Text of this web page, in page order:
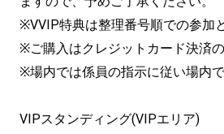
※VVIP特典は整理番号順での参加
※ご購入はクレジットカード決済の
※場内では係員の指示に従い場内で
VIPスタンディング(VIPエリア)